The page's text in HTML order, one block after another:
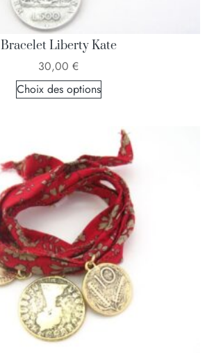
Bracelet Liberty Kate
30,00 €
Choix des options